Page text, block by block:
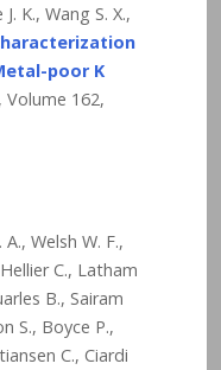
K., Wang S. X.,
poor K
Volume 162,
Welsh W. F.,
C., Latham
B., Sairam
S., Boyce P.,
C., Ciardi